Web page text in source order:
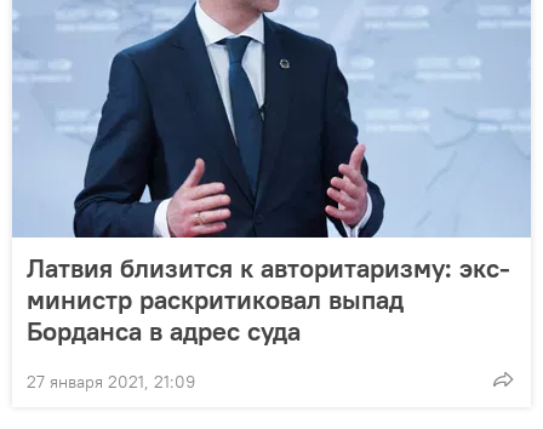
Латвия близится к авторитаризму: экс-
министр раскритиковал выпад
Борданса в адрес суда
27 января 2021, 21:09